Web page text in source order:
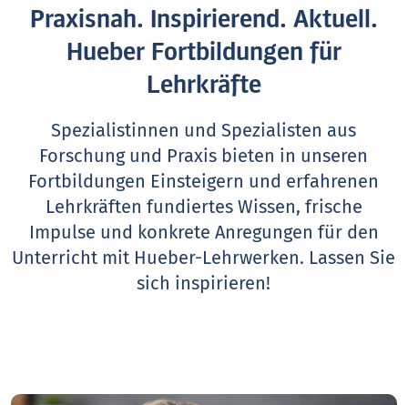
Praxisnah. Inspirierend. Aktuell.
Hueber Fortbildungen für
Lehrkräfte
Spezialistinnen und Spezialisten aus
Forschung und Praxis bieten in unseren
Fortbildungen Einsteigern und erfahrenen
Lehrkräften fundiertes Wissen, frische
Impulse und konkrete Anregungen für den
Unterricht mit Hueber-Lehrwerken. Lassen Sie
sich inspirieren!